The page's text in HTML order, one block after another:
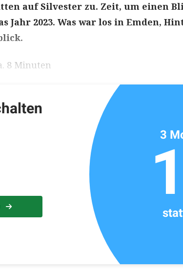
auf Silvester zu. Zeit, um einen
Jahr 2023. Was war los in Emden,
8 Minuten
3